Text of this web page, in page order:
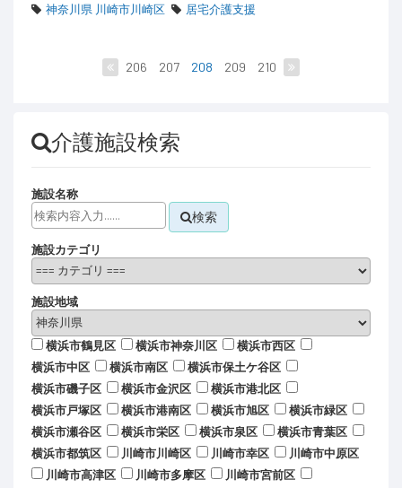
神奈川県 川崎市川崎区
居宅介護支援
206 207 208 209 210
介護施設検索
施設名称
検索
施設カテゴリ
施設地域
横浜市鶴見区 横浜市神奈川区
横浜市西区
横浜市中区
横浜市南区
横浜市保土ケ谷区
横浜市磯子区
横浜市金沢区
横浜市港北区
横浜市戸塚区
横浜市港南区 横浜市旭区
横浜市緑区
横浜市瀬谷区
横浜市栄区 横浜市泉区
横浜市青葉区
横浜市都筑区
川崎市川崎区 川崎市幸区
川崎市中原区
川崎市高津区
川崎市多摩区
川崎市宮前区